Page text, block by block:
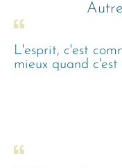
L'esprit, c'est
mieux quand c'est